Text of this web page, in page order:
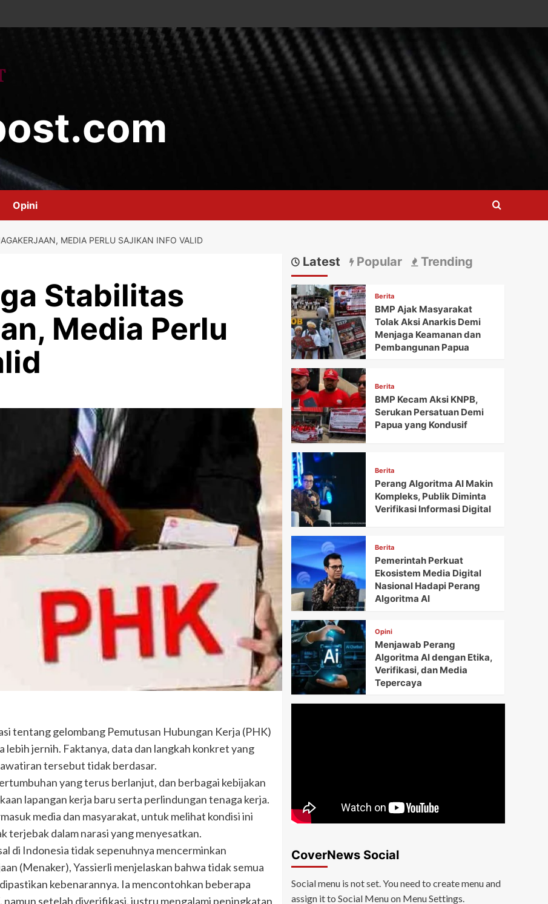
Opini
MEDIA PERLU SAJIKAN INFO VALID
Stabilitas
Media Perlu
tentang gelombang Pemutusan Hubungan Kerja (PHK)
jernih. Faktanya, data dan langkah konkret yang
tersebut tidak berdasar.
yang terus berlanjut, dan berbagai kebijakan
lapangan kerja baru serta perlindungan tenaga kerja.
media dan masyarakat, untuk melihat kondisi ini
dalam narasi yang menyesatkan.
di Indonesia tidak sepenuhnya mencerminkan
(Menaker), Yassierli menjelaskan bahwa tidak semua
kebenarannya. Ia mencontohkan beberapa
setelah diverifikasi, justru mengalami peningkatan
Latest Popular Trending
Berita
BMP Ajak Masyarakat
Tolak Aksi Anarkis Demi
Menjaga Keamanan dan
Pembangunan Papua
Berita
BMP Kecam Aksi KNPB,
Serukan Persatuan Demi
Papua yang Kondusif
Berita
Perang Algoritma AI Makin
Kompleks, Publik Diminta
Verifikasi Informasi Digital
Berita
Pemerintah Perkuat
Ekosistem Media Digital
Nasional Hadapi Perang
Algoritma AI
Opini
Menjawab Perang
Algoritma AI dengan Etika,
Verifikasi, dan Media
Tepercaya
CoverNews Social
Social menu is not set. You need to create menu and
assign it to Social Menu on Menu Settings.